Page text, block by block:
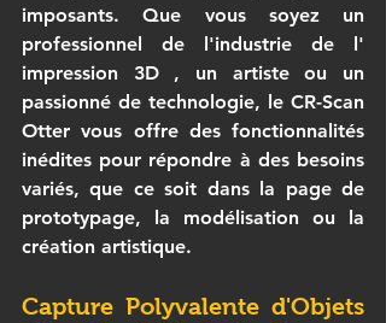
imposants. Que vous soyez un
impression 3D , un artiste ou un
passionné de technologie, le CR-Scan
Otter vous offre des fonctionnalités
inédites pour répondre à des besoins
variés, que ce soit dans la page de
prototypage, la modélisation ou la
création artistique.
Capture Polyvalente d'Objets